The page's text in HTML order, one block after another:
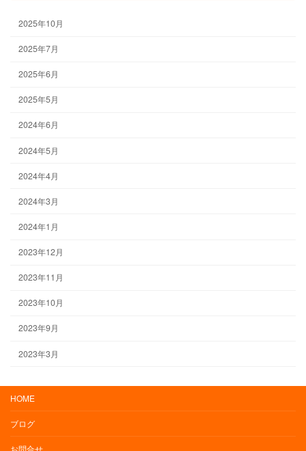
2025年10月
2025年7月
2025年6月
2025年5月
2024年6月
2024年5月
2024年4月
2024年3月
2024年1月
2023年12月
2023年11月
2023年10月
2023年9月
2023年3月
HOME
ブログ